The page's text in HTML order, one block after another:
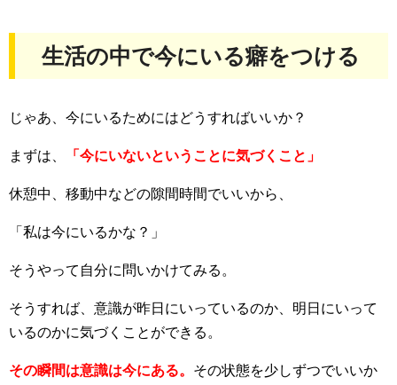
生活の中で今にいる癖をつける
じゃあ、今にいるためにはどうすればいいか？
まずは、 「今にいないということに気づくこと」
休憩中、移動中などの隙間時間でいいから、
「私は今にいるかな？」
そうやって自分に問いかけてみる。
そうすれば、意識が昨日にいっているのか、明日にいって
いるのかに気づくことができる。
その瞬間は意識は今にある。 その状態を少しずつでいいか